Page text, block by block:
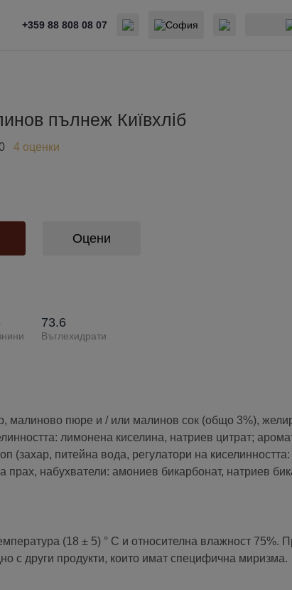
+359 88 808 08 07 София
пълнеж Київхліб
4 оценки
Оцени
73.6
Въглехидрати
малиново пюре и / или малинов сок (общо 3%),
лимонена киселина, натриев цитрат;
(захар, питейна вода, регулатори на
прах, набухватели: амониев бикарбонат, натриев
(18 ± 5) ° C и относителна влажност 75%.
с други продукти, които имат специфична миризма.